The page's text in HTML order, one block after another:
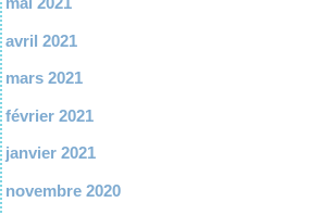
avril 2021
mars 2021
février 2021
janvier 2021
novembre 2020